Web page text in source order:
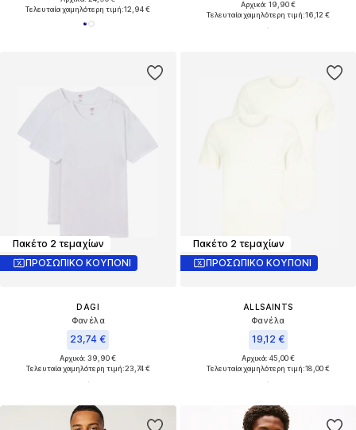
Τελευταία χαμηλότερη τιμή:12,94 €
Αρχικά: 19,90 €
Τελευταία χαμηλότερη τιμή:16,12 €
Πακέτο 2 τεμαχίων
ΠΡΟΣΩΠΙΚΟ ΚΟΥΠΟΝΙ
DAGI
Φανέλα
23,74 €
Αρχικά: 39,90 €
Τελευταία χαμηλότερη τιμή:23,74 €
Πακέτο 2 τεμαχίων
ΠΡΟΣΩΠΙΚΟ ΚΟΥΠΟΝΙ
ALLSAINTS
Φανέλα
19,12 €
Αρχικά: 45,00 €
Τελευταία χαμηλότερη τιμή:18,00 €